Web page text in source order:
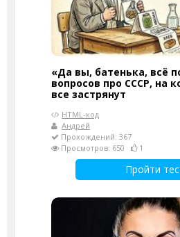
«Да вы, батенька, всё
вопросов про СССР, на
все застрянут
HTML-код
Андрей
Прохождений: 367
Просмотров: 650
1
Пройти